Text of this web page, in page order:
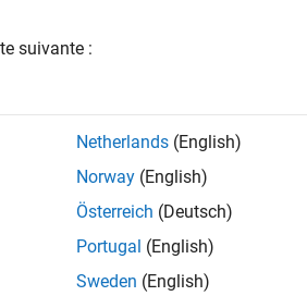
suivante :
Netherlands (English)
Norway (English)
Österreich (Deutsch)
Portugal (English)
Sweden (English)